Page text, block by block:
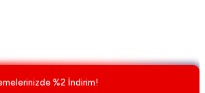
%2 İndirim!